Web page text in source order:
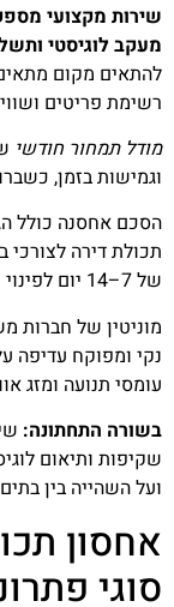
שירות מקצועי
מעקב לוגיסטי
להתאים מקום
רשימת פריטים
מודל תמחור חודשי
וגמישות בזמן,
הסכם אחסנה כולל
תכולת דירה לצורכי
של 7–14 יום לפינוי מבטיחה תיאום הובלה ללא עיכובים.
מוניטין של חברות
נקי ומפוקח עדיפה
עומסי תנועה ומזג
בשורה התחתונה:
שקיפות ותיאום
ועל השהייה בין
אחסון
סוגי